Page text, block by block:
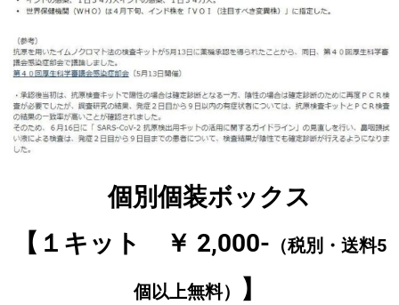
個別個装ボックス
【１キット ￥ 2,000- （税別・送料5
個以上無料） 】